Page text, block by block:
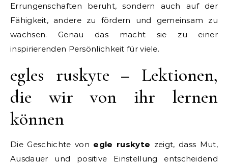
Errungenschaften beruht, sondern auch auf der
Fähigkeit, andere zu fördern und gemeinsam zu
wachsen. Genau das macht sie zu einer
inspirierenden Persönlichkeit für viele.
egles ruskyte – Lektionen,
die wir von ihr lernen
können
Die Geschichte von egle ruskyte zeigt, dass Mut,
Ausdauer und positive Einstellung entscheidend